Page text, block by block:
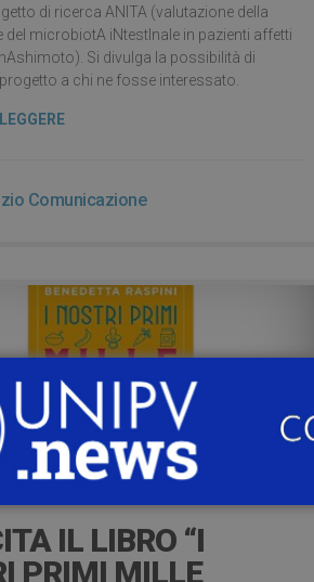
di ricerca ANITA (valutazione della
microbiotA iNtestInale in pazienti affetti
Si divulga la possibilità di
a chi ne fosse interessato.
Comunicazione
IL LIBRO “I
PRIMI MILLE